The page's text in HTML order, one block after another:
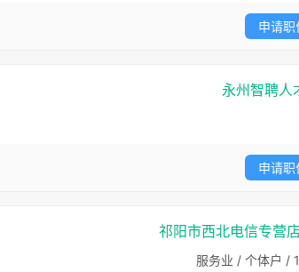
申请职
永州智聘人
申请职
祁阳市西北电信专营
服务业 / 个体户 /